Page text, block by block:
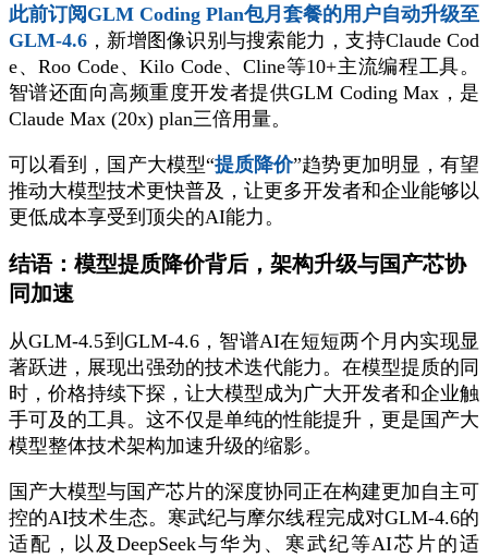
此前订阅GLM Coding Plan包月套餐的用户自动升级至
GLM-4.6 ，新增图像识别与搜索能力，支持Claude Cod
e、Roo Code、Kilo Code、Cline等10+主流编程工具。
智谱还面向高频重度开发者提供GLM Coding Max，是
Claude Max (20x) plan三倍用量。
可以看到，国产大模型“提质降价”趋势更加明显，有望
推动大模型技术更快普及，让更多开发者和企业能够以
更低成本享受到顶尖的AI能力。
结语：模型提质降价背后，架构升级与国产芯协
同加速
从GLM-4.5到GLM-4.6，智谱AI在短短两个月内实现显
著跃进，展现出强劲的技术迭代能力。在模型提质的同
时，价格持续下探，让大模型成为广大开发者和企业触
手可及的工具。这不仅是单纯的性能提升，更是国产大
模型整体技术架构加速升级的缩影。
国产大模型与国产芯片的深度协同正在构建更加自主可
控的AI技术生态。寒武纪与摩尔线程完成对GLM-4.6的
适配，以及DeepSeek与华为、寒武纪等AI芯片的适